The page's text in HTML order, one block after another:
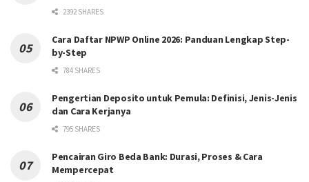
2392 SHARES
Cara Daftar NPWP Online 2026: Panduan Lengkap Step-
by-Step
784 SHARES
Pengertian Deposito untuk Pemula: Definisi, Jenis-Jenis
dan Cara Kerjanya
795 SHARES
Pencairan Giro Beda Bank: Durasi, Proses & Cara
Mempercepat